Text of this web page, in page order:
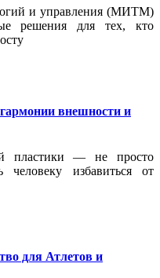
и управления (МИТМ)
решения для тех, кто
внешности и
пластики — не просто
избавиться от
для Атлетов и